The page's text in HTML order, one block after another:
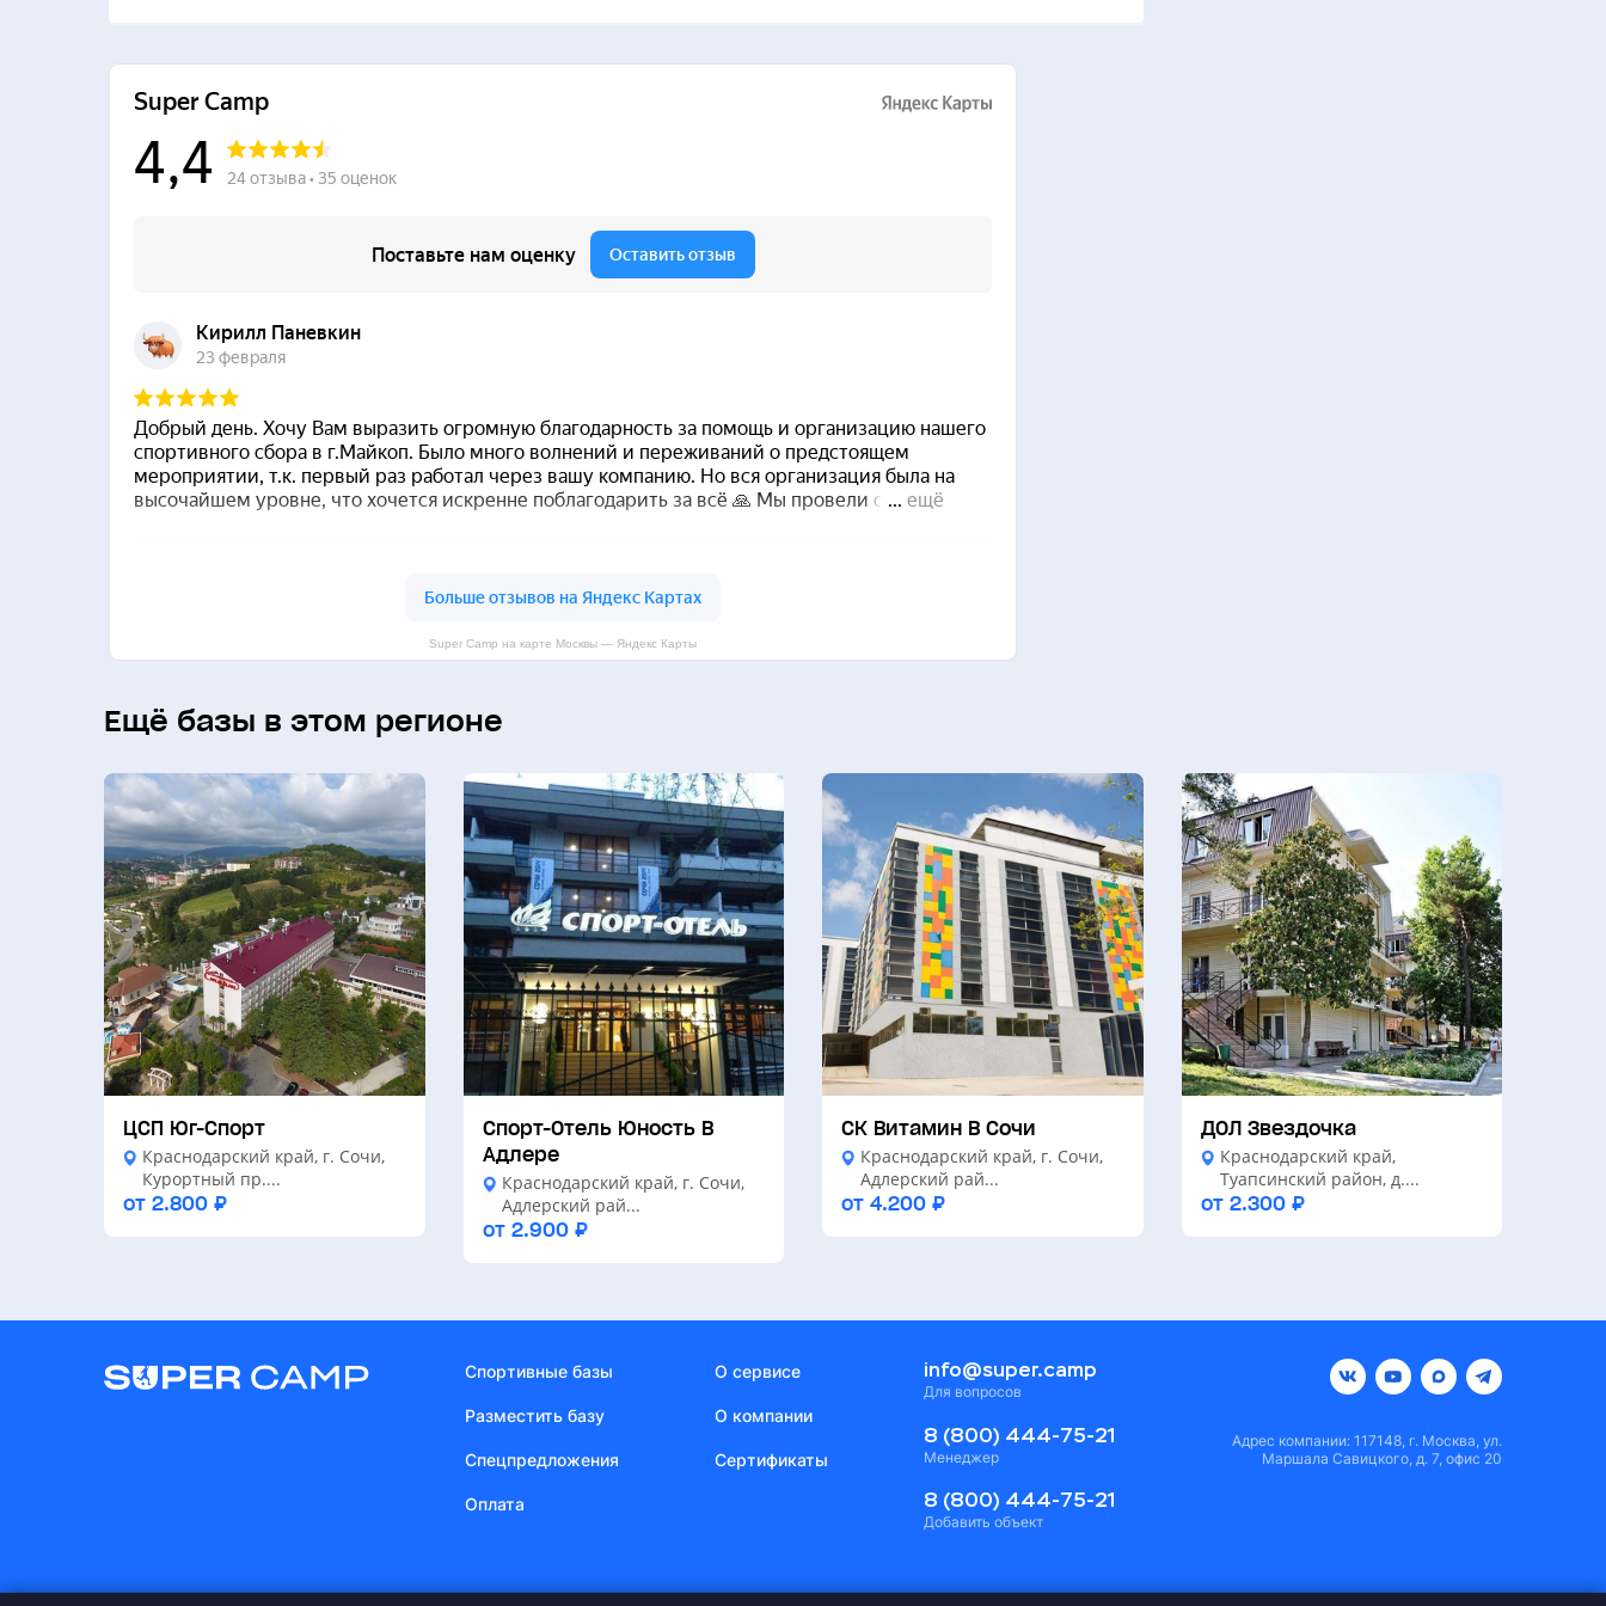
Super Camp на карте Москвы — Яндекс Карты
Ещё базы в этом регионе
ЦСП Юг-Спорт
Краснодарский край, г. Сочи,
Курортный пр....
от 2.800 ₽
Спорт-Отель Юность В
Адлере
Краснодарский край, г. Сочи,
Адлерский рай...
от 2.900 ₽
СК Витамин В Сочи
Краснодарский край, г. Сочи,
Адлерский рай...
от 4.200 ₽
ДОЛ Звездочка
Краснодарский край,
Туапсинский район, д....
от 2.300 ₽
Спортивные базы
Разместить базу
Спецпредложения
Оплата
О сервисе
О компании
Сертификаты
info@super.camp
Для вопросов
8 (800) 444-75-21
Менеджер
8 (800) 444-75-21
Добавить объект
Адрес компании: 117148, г. Москва, ул.
Маршала Савицкого, д. 7, офис 20